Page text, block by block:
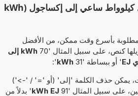
الآلة الحاسبة: تحويل كيلوواط ساعي إلى إكساجول (kWh
بأسرع وقت ممكن، من الأفضل
كنص، على سبيل المثال '70
kWh إلى
' أو ببساطة '31 kWh
':
يمكن حذف الكلمة 'إلى' (أو '=' / '->')
على سبيل المثال '91
kWh EJ' بدلاً من